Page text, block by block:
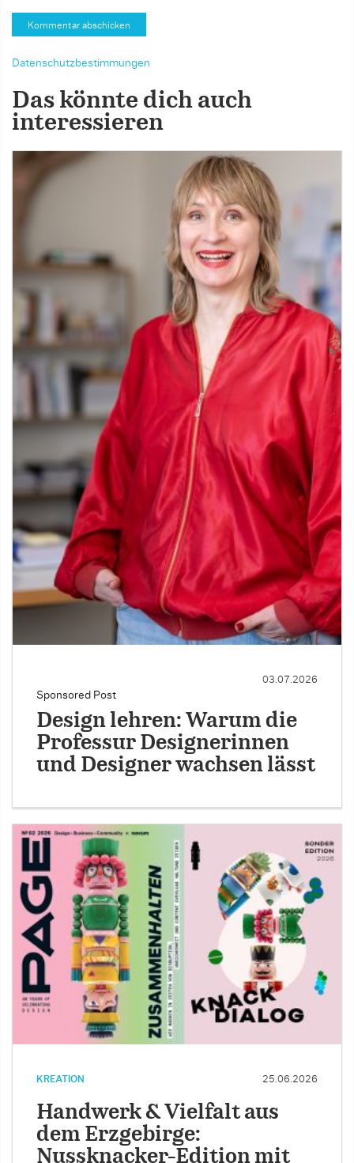
Datenschutzbestimmungen
Das könnte dich auch
interessieren
Sponsored Post
03.07.2026
Design lehren: Warum die
Professur Designerinnen
und Designer wachsen lässt
KREATION 25.06.2026
Handwerk & Vielfalt aus
dem Erzgebirge:
Nussknacker-Edition mit